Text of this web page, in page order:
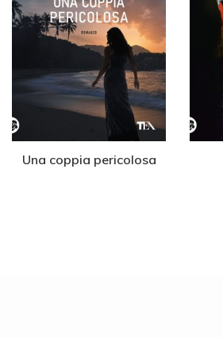
Una coppia pericolosa